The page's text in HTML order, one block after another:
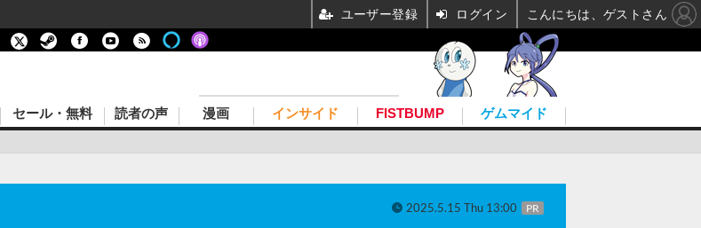
セール・無料 読者の声 漫画 インサイド FISTBUMP ゲムマイド
2025.5.15 Thu 13:00 PR
ユーザー登録 ログイン こんにちは、ゲストさん